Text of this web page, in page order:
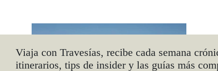
Viaja con Travesías, recibe cada semana
itinerarios, tips de insider y las guías más